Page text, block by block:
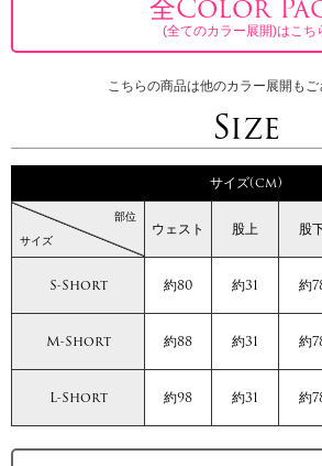
(全てのカラー展開)はこち
こちらの商品は他のカラー展開もご
Size
サイズ(cm)
サイズ
部位
ウェスト 股上 股
S-Short 約80 約31 約
M-Short 約88 約31 約
L-Short 約98 約31 約